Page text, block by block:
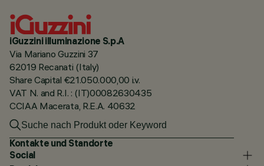
iGuzzini illuminazione S.p.A
Via Mariano Guzzini 37
62019 Recanati (Italy)
Share Capital €21.050.000,00 i.v.
VAT N. and R.I. : (IT)00082630435
CCIAA Macerata, R.E.A. 40632
Kontakte und Standorte
Social